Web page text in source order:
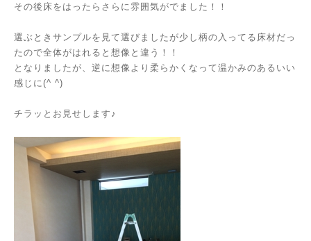
その後床をはったらさらに雰囲気がでました！！
選ぶときサンプルを見て選びましたが少し柄の入ってる床材だっ
たので全体がはれると想像と違う！！
となりましたが、逆に想像より柔らかくなって温かみのあるいい
感じに(^ ^)
チラッとお見せします♪